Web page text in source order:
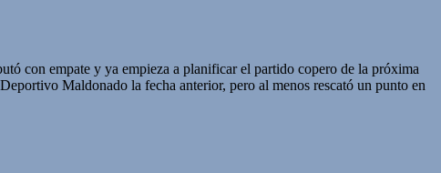
con empate y ya empieza a planificar el partido copero de la próxima
Maldonado la fecha anterior, pero al menos rescató un punto en